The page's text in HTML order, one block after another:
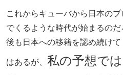
これからキューバから日本の
でくるような時代が始まるの
後も日本への移籍を認め続け
はあるが、 私の予想で